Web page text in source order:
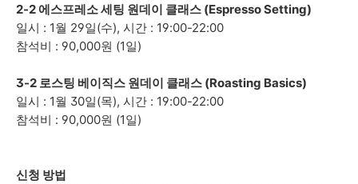
2-2에스프레소 세팅 원데이 클래스 (Espresso Setting)
일시 : 1월 29일(수), 시간 : 19:00-22:00
참석비 : 90,000원 (1일)
3-2 로스팅 베이직스 원데이 클래스 (Roasting Basics)
일시 : 1월 30일(목), 시간 : 19:00-22:00
참석비 : 90,000원 (1일)
신청 방법